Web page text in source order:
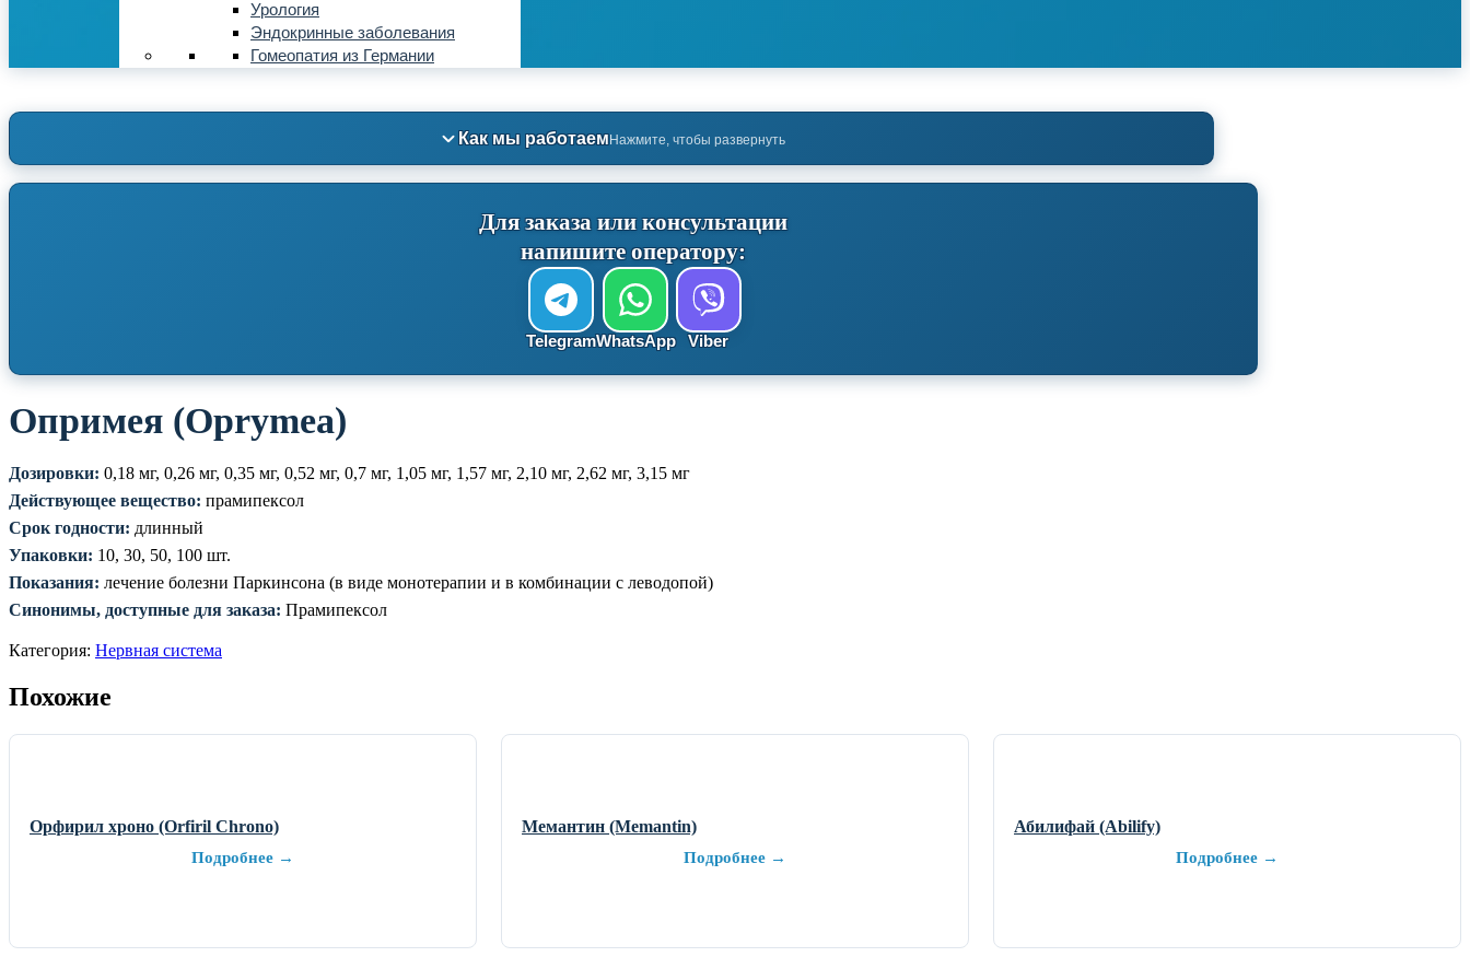
Урология
Эндокринные заболевания
Гомеопатия из Германии
Как мы работаемНажмите, чтобы развернуть
Для заказа или консультации
напишите оператору:
TelegramWhatsApp Viber
Опримея (Oprymea)
Дозировки: 0,18 мг, 0,26 мг, 0,35 мг, 0,52 мг, 0,7 мг, 1,05 мг, 1,57 мг, 2,10 мг, 2,62 мг, 3,15 мг
Действующее вещество: прамипексол
Срок годности: длинный
Упаковки: 10, 30, 50, 100 шт.
Показания: лечение болезни Паркинсона (в виде монотерапии и в комбинации с леводопой)
Синонимы, доступные для заказа: Прамипексол
Категория: Нервная система
Похожие
Орфирил хроно (Orfiril Chrono)
Подробнее →
Мемантин (Memantin)
Подробнее →
Абилифай (Abilify)
Подробнее →